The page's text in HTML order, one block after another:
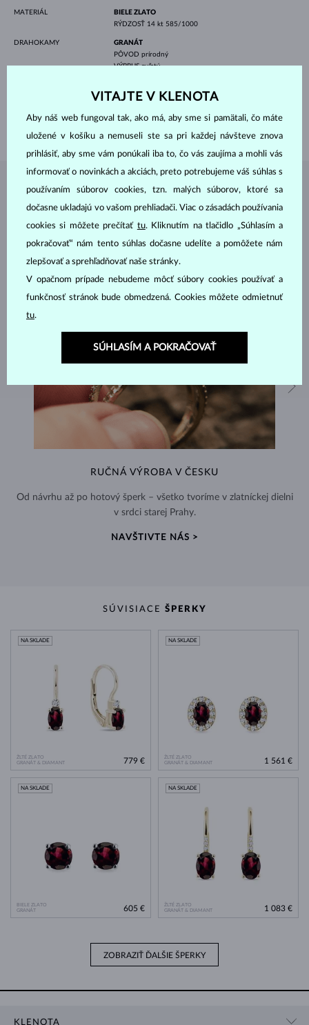
MATERIÁL
BIELE ZLATO
RÝDZOSŤ 14 kt 585/1000
DRAHOKAMY
GRANÁT
PÔVOD prírodný
VÝBRUSguľatý
ŠPERKY ZATELIÉRU KLENOTA
RUČNÁ VÝROBA V ČESKU
Od návrhu až po hotový šperk – všetko tvoríme v zlatníckej dielni
v srdci starej Prahy.
NAVŠTIVTE NÁS >
SÚVISIACE ŠPERKY
ŽLTÉ ZLATO
GRANÁT & DIAMANT
NA SKLADE
779 €
ŽLTÉ ZLATO
GRANÁT & DIAMANT
NA SKLADE
1 561 €
BIELE ZLATO
GRANÁT
NA SKLADE
605 €
ŽLTÉ ZLATO
GRANÁT & DIAMANT
NA SKLADE
1 083 €
ZOBRAZIŤ ĎALŠIE ŠPERKY
KLENOTA
VITAJTE V KLENOTA
Aby náš web fungoval tak, ako má, aby sme si pamätali, čo máte
uložené v košíku a nemuseli ste sa pri každej návšteve znova
prihlásiť, aby sme vám ponúkali iba to, čo vás zaujíma a mohli vás
informovať o novinkách a akciách, preto potrebujeme váš súhlas s
používaním súborov cookies, tzn. malých súborov, ktoré sa
dočasne ukladajú vo vašom prehliadači. Viac o zásadách používania
cookies si môžete prečítať tu. Kliknutím na tlačidlo „Súhlasím a
pokračovať“ nám tento súhlas dočasne udelíte a pomôžete nám
zlepšovať a sprehľadňovať naše stránky.
V opačnom prípade nebudeme môcť súbory cookies používať a
funkčnosť stránok bude obmedzená. Cookies môžete odmietnuť
tu.
SÚHLASÍM A POKRAČOVAŤ